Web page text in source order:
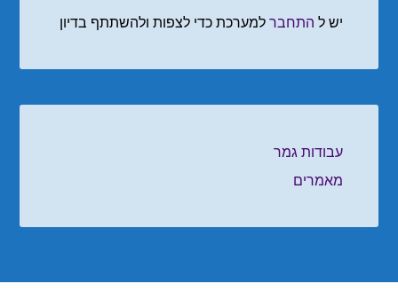
יש ל התחברלמערכת כדי לצפות ולהשתתף בדיון
עבודות גמר
מאמרים